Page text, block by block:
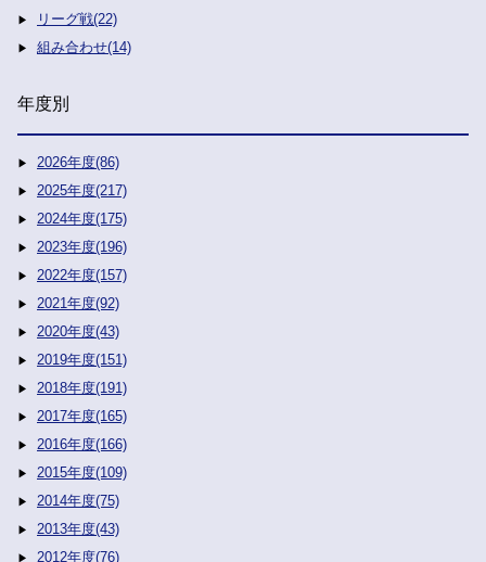
リーグ戦(22)
組み合わせ(14)
年度別
2026年度(86)
2025年度(217)
2024年度(175)
2023年度(196)
2022年度(157)
2021年度(92)
2020年度(43)
2019年度(151)
2018年度(191)
2017年度(165)
2016年度(166)
2015年度(109)
2014年度(75)
2013年度(43)
2012年度(76)